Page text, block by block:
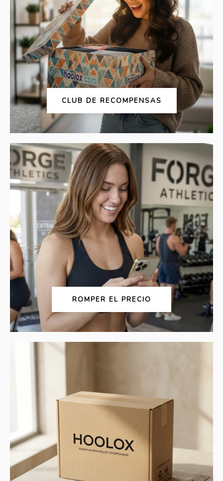
CLUB DE RECOMPENSAS
ROMPER EL PRECIO